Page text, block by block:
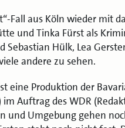
Fall aus Köln wieder mit
und Tinka Fürst als
Sebastian Hülk, Lea
andere zu sehen.
eine Produktion der
im Auftrag des WDR
und Umgebung gehen